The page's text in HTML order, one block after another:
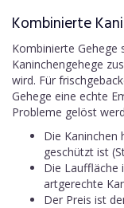
Kombinierte
Kombinierte Gehege
Kaninchengehege
wird. Für
Gehege eine echte
Probleme gelöst
Die Kaninchen
geschützt ist
Die Lauffläche
artgerechte
Der Preis ist